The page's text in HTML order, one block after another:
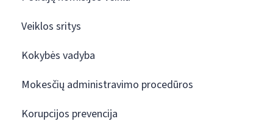
Veiklos sritys
Kokybės vadyba
Mokesčių administravimo procedūros
Korupcijos prevencija